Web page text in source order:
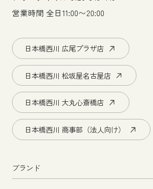
営業時間 全日11:00〜20:00
日本橋西川 広尾プラザ店
日本橋西川 松坂屋名古屋店
日本橋西川 大丸心斎橋店
日本橋西川 商事部（法人向け）
ブランド